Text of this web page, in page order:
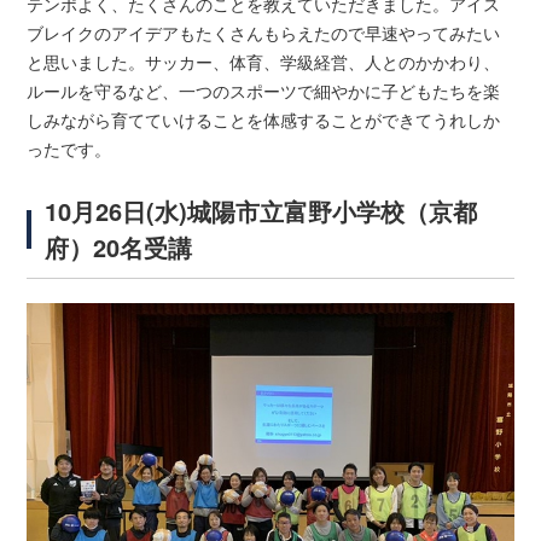
ブレイクのアイデアもたくさんもらえたので早速やってみたい
と思いました。サッカー、体育、学級経営、人とのかかわり、
ルールを守るなど、一つのスポーツで細やかに子どもたちを楽
しみながら育てていけることを体感することができてうれしか
ったです。
10月26日(水)城陽市立富野小学校（京都
府）20名受講